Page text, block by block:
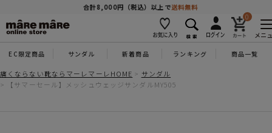
合計8,000円（税込）以上で送料無料
0
メニ
EC限定商品 サンダル 新着商品 ランキング 商品一覧
痛くならない靴ならマーレマーレHOME
サンダル
【サマーセール】メッシュウェッジサンダルMY505
商品を探す
人気ワード #コンフォート #パンプス #スニーカー